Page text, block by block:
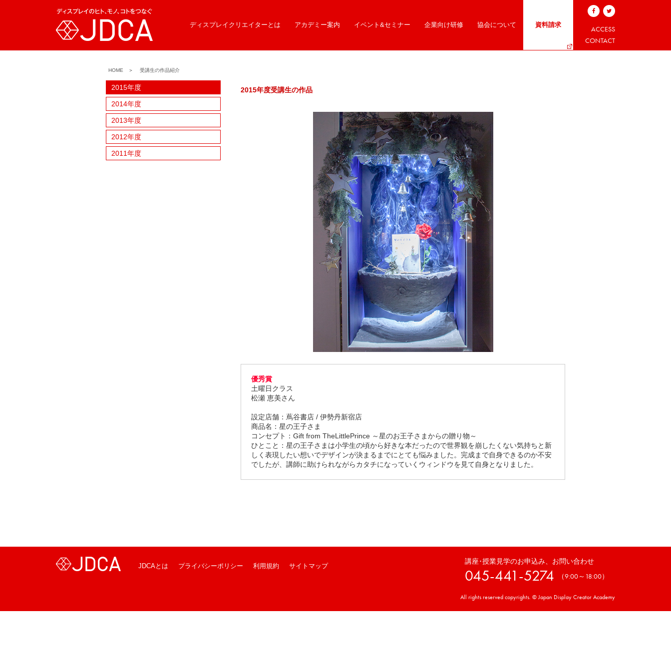
ディスプレイクリエイターとは アカデミー案内 イベント&セミナー 企業向け研修 協会について 資料請求
ACCESS
CONTACT
HOME ＞ 受講生の作品紹介
2015年度
2014年度
2013年度
2012年度
2011年度
2015年度受講生の作品
優秀賞
土曜日クラス
松瀬 恵美さん
設定店舗：蔦谷書店 / 伊勢丹新宿店
商品名：星の王子さま
コンセプト：Gift from TheLittlePrince ～星のお王子さまからの贈り物～
ひとこと：星の王子さまは小学生の頃から好きな本だったので世界観を崩したくない気持ちと新
しく表現したい想いでデザインが決まるまでにとても悩みました。完成まで自身できるのか不安
でしたが、講師に助けられながらカタチになっていくウィンドウを見て自身となりました。
JDCAとは プライバシーポリシー 利用規約 サイトマップ
講座･授業見学のお申込み、お問い合わせ
045-441-5274 （9:00～18:00）
All rights reserved copyrights. © Japan Display Creator Academy